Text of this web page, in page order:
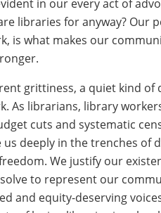
in our every act of
libraries for anyway? Our
is what makes our
grittiness, a quiet kind
As librarians, library
cuts and systematic
us deeply in the trenches of
We justify our
to represent our
and equity-deserving